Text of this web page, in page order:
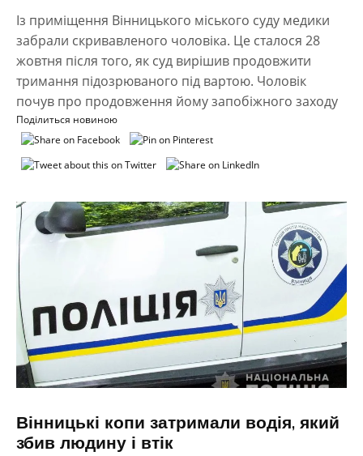
Із приміщення Вінницького міського суду медики
забрали скривавленого чоловіка. Це сталося 28
жовтня після того, як суд вирішив продовжити
тримання підозрюваного під вартою. Чоловік
почув про продовження йому запобіжного заходу
Поділиться новиною
Вінницькі копи затримали водія, який
збив людину і втік